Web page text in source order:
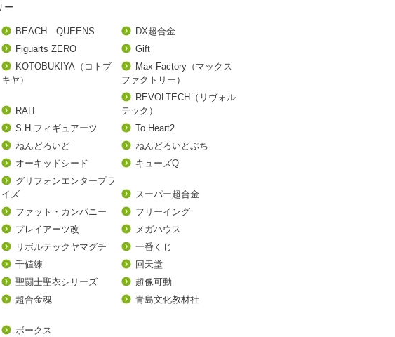
ー
BEACH QUEENS
DX超合金
Figuarts ZERO
Gift
KOTOBUKIYA（コトブ
キヤ）
Max Factory（マックス
ファクトリー）
RAH
REVOLTECH（リヴォル
テック）
S.H.フィギュアーツ
To Heart2
ねんどろいど
ねんどろいどぷち
オーキッドシード
キューズQ
グリフォンエンタープラ
イズ
スーパー超合金
ファット・カンパニー
フリーイング
プレイアーツ改
メガハウス
リボルテックヤマグチ
一番くじ
千値練
回天堂
聖闘士聖衣シリーズ
超像可動
超合金魂
青島文化教材社
ボークス